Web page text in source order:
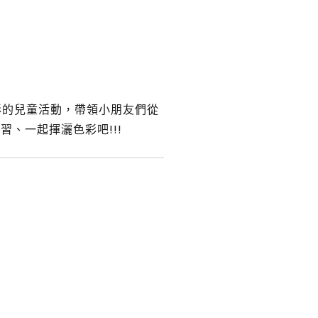
兒童活動，帶領小朋友們從
、一起揮灑色彩吧!!!